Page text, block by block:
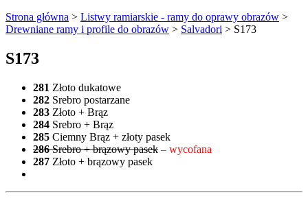
Strona główna > Listwy ramiarskie - ramy do oprawy obrazów >
Drewniane ramy i profile do obrazów > Salvadori > S173
S173
281 Złoto dukatowe
282 Srebro postarzane
283 Złoto + Brąz
284 Srebro + Brąz
285 Ciemny Brąz + złoty pasek
286Srebro + brązowy pasek – wycofana
287 Złoto + brązowy pasek